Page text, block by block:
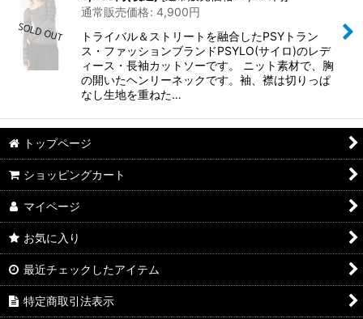
通常販売価格: 4,900円
トライバル＆ストリートを融合したPSYトラン
ス・ファッションブランドPSYLO(サイロ)のレデ
ィース・長袖カットソーです。 ニット素材で、胸
の開いたヘンリーネックです。袖、襟は切りっぱ
なし生地を重ねた…
トップページ
ショッピングカート
マイページ
お気に入り
最近チェックしたアイテム
特定商取引法表示